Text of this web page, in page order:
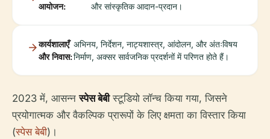
आयोजन:
और सांस्कृतिक आदान-प्रदान।
कार्यशालाएँ
और निवास:
अभिनय, निर्देशन, नाट्यशास्त्र, आंदोलन, और अंतःविषय
निर्माण, अक्सर सार्वजनिक प्रदर्शनों में परिणत होते हैं।
2023 में, आसन्नस्पेस बेबीस्टूडियो लॉन्च किया गया, जिसने
प्रयोगात्मक और वैकल्पिक प्रारूपों के लिए क्षमता का विस्तार किया
(स्पेस बेबी)।